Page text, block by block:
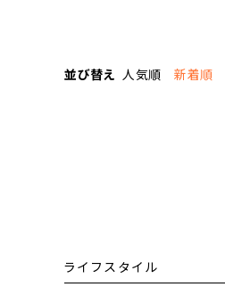
並び替え 人気順 新着順
ライフスタイル